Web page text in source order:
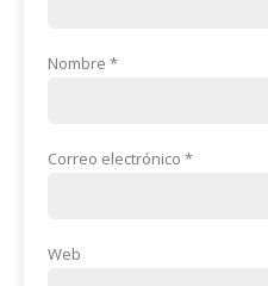
Nombre *
Correo electrónico *
Web